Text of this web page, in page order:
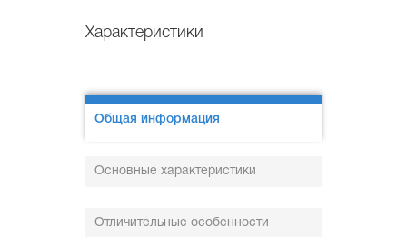
Характеристики
Общая информация
Основные характеристики
Отличительные особенности